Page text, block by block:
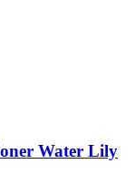
Water Lily